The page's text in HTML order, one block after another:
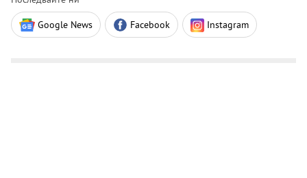
Google News Facebook Instagram